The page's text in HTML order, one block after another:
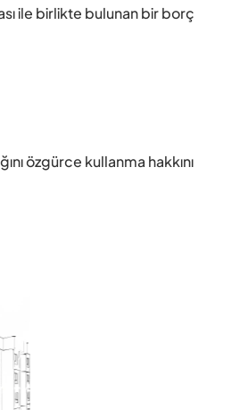
ile birlikte bulunan bir borç
özgürce kullanma hakkını